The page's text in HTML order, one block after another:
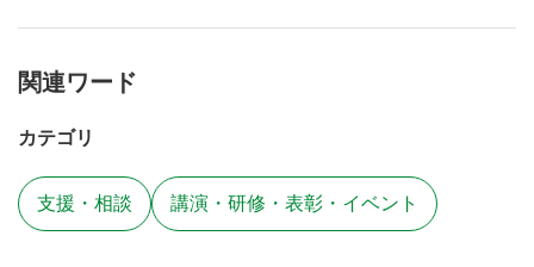
関連ワード
カテゴリ
支援・相談 講演・研修・表彰・イベント